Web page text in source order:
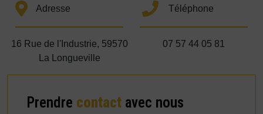
Adresse
16 Rue de l'Industrie, 59570
La Longueville
Téléphone
07 57 44 05 81
Prendre contact avec nous